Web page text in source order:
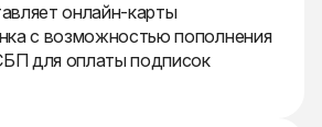
онлайн-карты
с возможностью пополнения
для оплаты подписок